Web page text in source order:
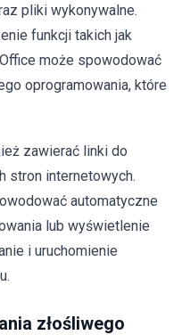
pliki wykonywalne.
funkcji takich jak
może spowodować
oprogramowania, które
zawierać linki do
stron internetowych.
automatyczne
lub wyświetlenie
i uruchomienie
złośliwego